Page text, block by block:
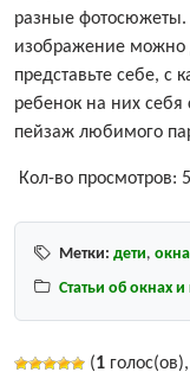
разные
изображение можно
представьте себе, с
ребенок на них
пейзаж любимого
Кол-во просмотров:
Метки: дети, окна
Статьи об окнах
(1